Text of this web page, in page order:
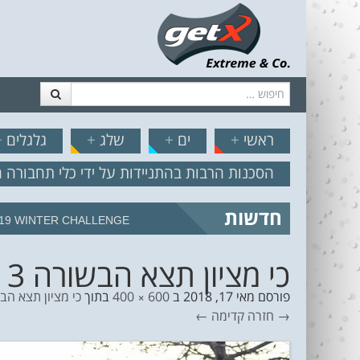
חיפוש
// תפריט
דלג לתוכן
ראשי + ים + שלג + גלגלים
הסכנות הרבות בהתניידות על ידי כלי
חדשות WINTER CHALLENGE
כי מציון תצא הבשורה 3
פורסם מאי 17, 2018 ב600 × 400 בתוךכי מציון תצא
→ חזרה קדימה ←